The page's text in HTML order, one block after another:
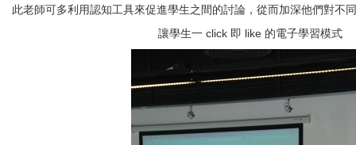
此老師可多利用認知工具來促進學生之間的討論，從而加深他們對不
讓學生一 click 即 like 的電子學習模式